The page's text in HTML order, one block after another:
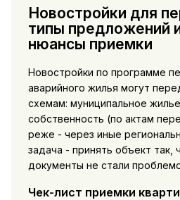
Новостройки для
типы предложений
нюансы приемки
Новостройки по программе
аварийного жилья могут
схемам: муниципальное
собственность (по актам
реже - через иные
задача - принять объект так,
документы не стали
Чек-лист приемки